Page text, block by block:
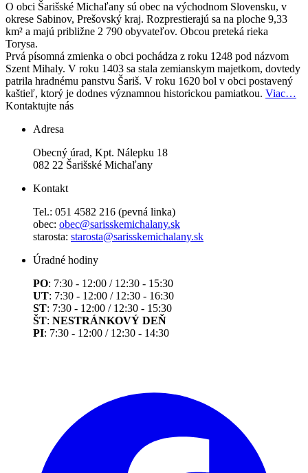
O obci Šarišské Michaľany sú obec na východnom Slovensku, v
okrese Sabinov, Prešovský kraj. Rozprestierajú sa na ploche 9,33
km² a majú približne 2 790 obyvateľov. Obcou preteká rieka
Torysa.
Prvá písomná zmienka o obci pochádza z roku 1248 pod názvom
Szent Mihaly. V roku 1403 sa stala zemianskym majetkom, dovtedy
patrila hradnému panstvu Šariš. V roku 1620 bol v obci postavený
kaštieľ, ktorý je dodnes významnou historickou pamiatkou. Viac…
Kontaktujte nás
Adresa
Obecný úrad, Kpt. Nálepku 18
082 22 Šarišské Michaľany
Kontakt
Tel.: 051 4582 216 (pevná linka)
obec: obec@sarisskemichalany.sk
starosta: starosta@sarisskemichalany.sk
Úradné hodiny
PO: 7:30 - 12:00 / 12:30 - 15:30
UT: 7:30 - 12:00 / 12:30 - 16:30
ST: 7:30 - 12:00 / 12:30 - 15:30
ŠT: NESTRÁNKOVÝ DEŇ
PI: 7:30 - 12:00 / 12:30 - 14:30